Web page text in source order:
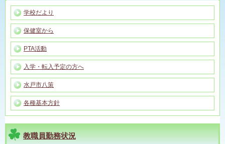
学校だより
保健室から
PTA活動
入学・転入予定の方へ
水戸市八策
各種基本方針
教職員勤務状況